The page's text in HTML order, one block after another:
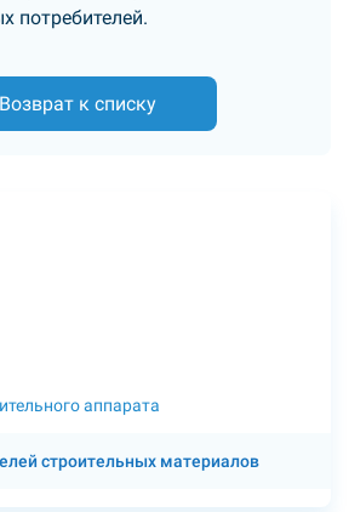
потребителей.
Возврат к списку
аппарата
строительных материалов